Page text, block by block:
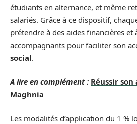
étudiants en alternance, et même
salariés. Grâce à ce dispositif,
prétendre à des aides financières et
accompagnants pour faciliter son
social.
A lire en complément : Réussir
Maghnia
Les modalités d’application du 1 %